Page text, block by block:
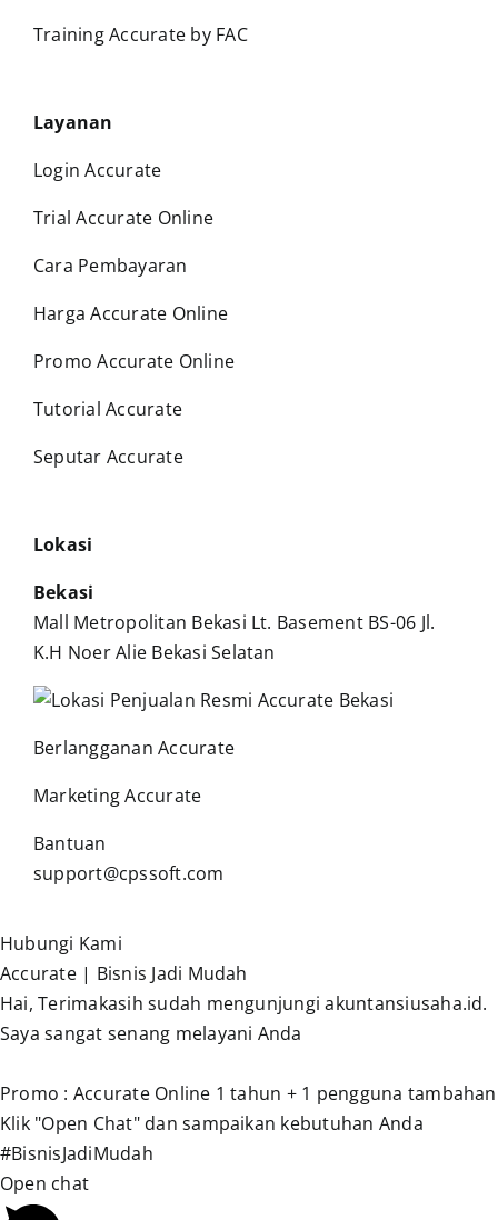
Training Accurate by FAC
Layanan
Login Accurate
Trial Accurate Online
Cara Pembayaran
Harga Accurate Online
Promo Accurate Online
Tutorial Accurate
Seputar Accurate
Lokasi
Bekasi
Mall Metropolitan Bekasi Lt. Basement BS-06 Jl.
K.H Noer Alie Bekasi Selatan
Berlangganan Accurate
Marketing Accurate
Bantuan
support@cpssoft.com
Hubungi Kami
Accurate | Bisnis Jadi Mudah
Hai, Terimakasih sudah mengunjungi akuntansiusaha.id.
Saya sangat senang melayani Anda
Promo : Accurate Online 1 tahun + 1 pengguna tambahan
Klik "Open Chat" dan sampaikan kebutuhan Anda
#BisnisJadiMudah
Open chat